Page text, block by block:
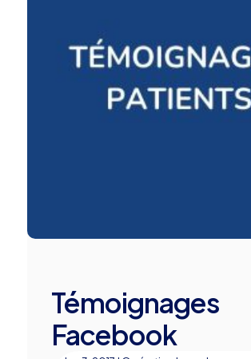
Témoignages
Facebook